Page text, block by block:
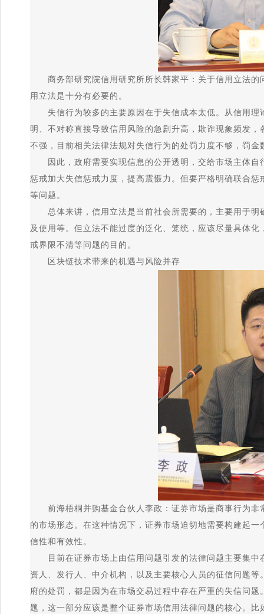
商务部研究院信用研究所所长韩家平：关于信用立法的
用立法是十分有必要的。
失信行为较多的主要原因在于失信成本太低。从信用理
明、不对称直接导致信用风险的急剧升高，欺诈现象频发
不强，目前相关法律法规对失信行为的处罚力度不够，罚金
因此，政府需要实现信息的公开透明，交给市场主体自
惩戒加大失信惩戒力度，提高震慑力。但要严格明确联合
等问题。
总体来讲，信用立法是当前社会所需要的，主要用于明
及使用等。但立法不能过度的泛化、笼统，应该尽量具体
戒界限不清等问题的目的。
区块链技术带来的机遇与风险并存
前海梧桐并购基金合伙人李政：证券市场是商事行为非
的市场形态。在这种情况下，证券市场迫切地需要构建起
信性和有效性。
目前在证券市场上由信用问题引发的法律问题主要集中
资人、发行人、中介机构，以及主要核心人员的征信问题
府的处罚，都是因为在市场交易过程中存在严重的失信问
题，这一部分应该是整个证券市场信用法律问题的核心。